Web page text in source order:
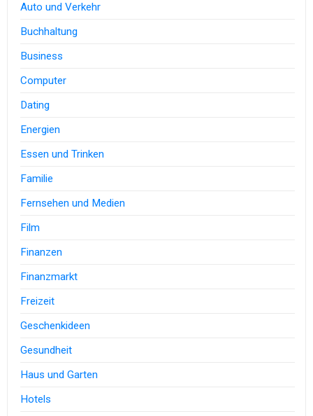
Auto und Verkehr
Buchhaltung
Business
Computer
Dating
Energien
Essen und Trinken
Familie
Fernsehen und Medien
Film
Finanzen
Finanzmarkt
Freizeit
Geschenkideen
Gesundheit
Haus und Garten
Hotels